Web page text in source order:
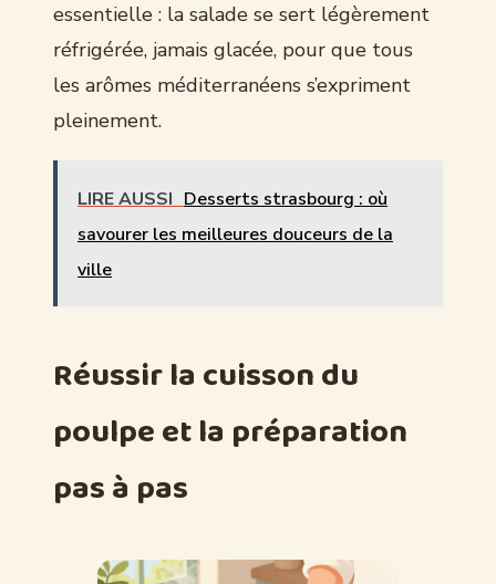
essentielle : la salade se sert légèrement
réfrigérée, jamais glacée, pour que tous
les arômes méditerranéens s’expriment
pleinement.
LIRE AUSSI Desserts strasbourg : où
savourer les meilleures douceurs de la
ville
Réussir la cuisson du
poulpe et la préparation
pas à pas